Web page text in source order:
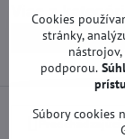
Viac z kategórie
Náhradné diely
Cookies
stránky,
podporou.
Súbory cookies